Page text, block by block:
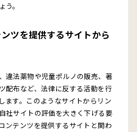
。
ツを提供するサイトから
違法薬物や児童ポルノの販売、著
配布など、法律に反する活動を行
ます。このようなサイトからリン
社サイトの評価を大きく下げる要
ンテンツを提供するサイトと関わ